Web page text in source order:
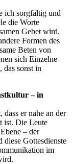
ich sorgfältig und
die Worte
Gebet wird.
Formen des
Beten von
sich Einzelne
das sonst in
– in
er nahe an der
ist. Die Leute
– der
Gottesdienste
im